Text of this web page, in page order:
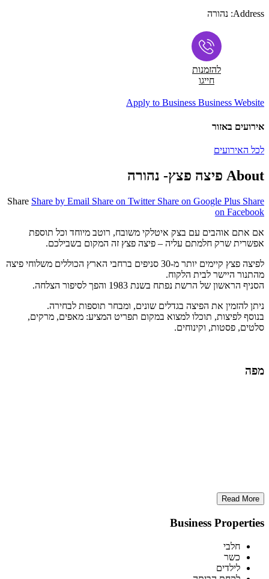
Address: נהורה
להזמנות
חייגו
Apply to Business Business Website
אירועים באזור
לכל האירועים
About פיצה פצץ- נהורה
Share Share by Email Share on Twitter Share on Google Plus Share
on Facebook
אם אתם אוהבים עם בצק איטלקי משובח, רוטב מיוחד וכל תוספת
אפשרית שרק חלמתם עליה – פיצה פצץ זה המקום בשבילכם.
לפיצה פצץ קיימים יותר מ-30 סניפים ברחבי הארץ הכוללים משלוחי פיצה
מהתנור היישר לבית הלקוח.
הסניף הראשון של הרשת נפתח בשנת 1983 והפך לסיפור הצלחה.
ניתן להזמין את הפיצה בגדלים שונים, ומבחר תוספות לבחירה.
בנוסף לפיצות, תוכלו למצוא במקום תפריט המציע: מאפים, מרקים,
סלטים, פסטות, וקינוחים.
מפה
Read More
Business Properties
חלבי
כשר
לילדים